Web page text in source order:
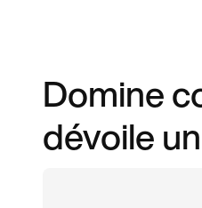
Domine
dévoile